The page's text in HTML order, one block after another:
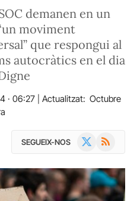
demanen en un
moviment
que respongui al
autocràtics en el dia
· 06:27 Actualitzat: Octubre
SEGUEIX-NOS RSS